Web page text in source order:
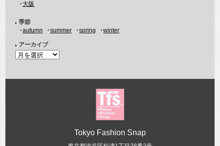
大阪
季節
autumn
summer spring winter
アーカイブ
Tokyo Fashion Snap